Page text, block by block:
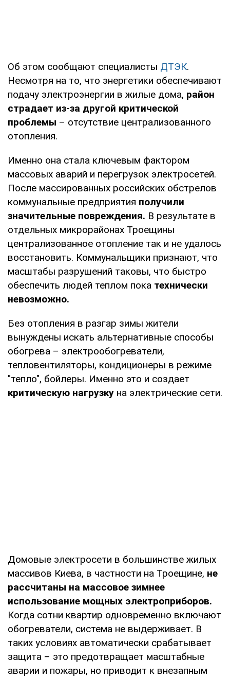
Об этом сообщают специалисты ДТЭК.
Несмотря на то, что энергетики обеспечивают
подачу электроэнергии в жилые дома, район
страдает из-за другой критической
проблемы – отсутствие централизованного
отопления.
Именно она стала ключевым фактором
массовых аварий и перегрузок электросетей.
После массированных российских обстрелов
коммунальные предприятия получили
значительные повреждения. В результате в
отдельных микрорайонах Троещины
централизованное отопление так и не удалось
восстановить. Коммунальщики признают, что
масштабы разрушений таковы, что быстро
обеспечить людей теплом пока технически
невозможно.
Без отопления в разгар зимы жители
вынуждены искать альтернативные способы
обогрева – электрообогреватели,
тепловентиляторы, кондиционеры в режиме
"тепло", бойлеры. Именно это и создает
критическую нагрузку на электрические сети.
Домовые электросети в большинстве жилых
массивов Киева, в частности на Троещине, не
рассчитаны на массовое зимнее
использование мощных электроприборов.
Когда сотни квартир одновременно включают
обогреватели, система не выдерживает. В
таких условиях автоматически срабатывает
защита – это предотвращает масштабные
аварии и пожары, но приводит к внезапным